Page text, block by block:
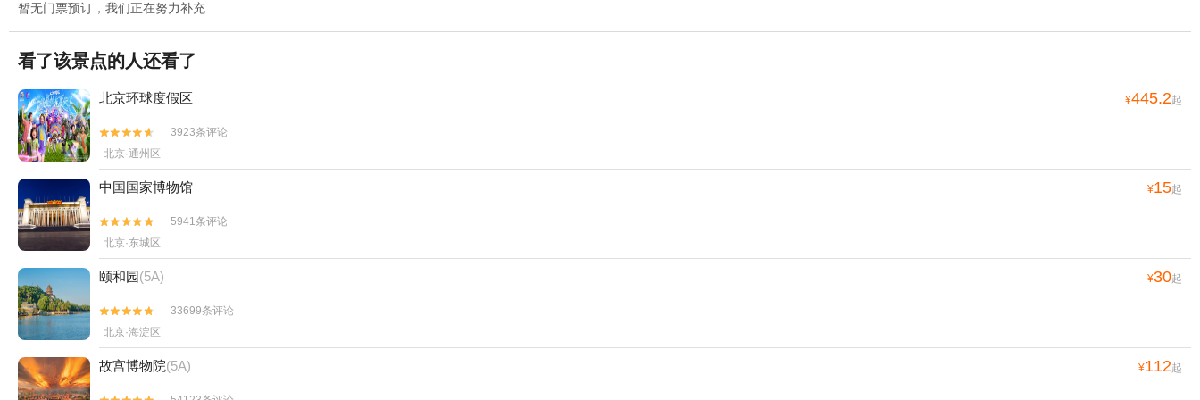
暂无门票预订，我们正在努力补充
看了该景点的人还看了
北京环球度假区 ¥445.2起


3923条评论
北京·通州区
中国国家博物馆 ¥15起


5941条评论
北京·东城区
颐和园(5A) ¥30起


33699条评论
北京·海淀区
故宫博物院(5A) ¥112起